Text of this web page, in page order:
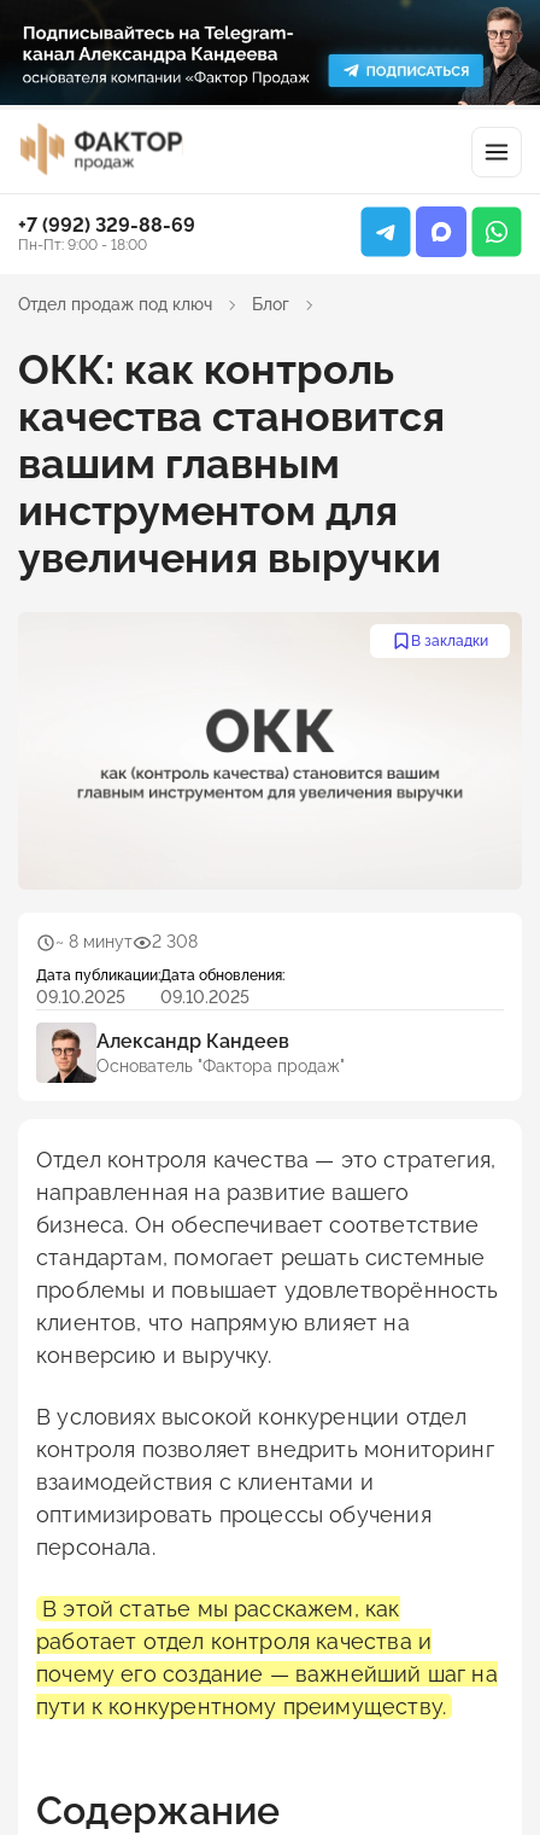
+7 (992) 329-88-69
Пн-Пт: 9:00 - 18:00
Отдел продаж под ключ Блог
ОКК: как контроль
качества становится
вашим главным
инструментом для
увеличения выручки
В закладки
Александр Кандеев
Основатель "Фактора продаж"
Дата публикации:
09.10.2025
Дата обновления:
09.10.2025
~ 8 минут 2 308
Отдел контроля качества — это стратегия,
направленная на развитие вашего
бизнеса. Он обеспечивает соответствие
стандартам, помогает решать системные
проблемы и повышает удовлетворённость
клиентов, что напрямую влияет на
конверсию и выручку.
В условиях высокой конкуренции отдел
контроля позволяет внедрить мониторинг
взаимодействия с клиентами и
оптимизировать процессы обучения
персонала.
В этой статье мы расскажем, как
работает отдел контроля качества и
почему его создание — важнейший шаг на
пути к конкурентному преимуществу.
Содержание